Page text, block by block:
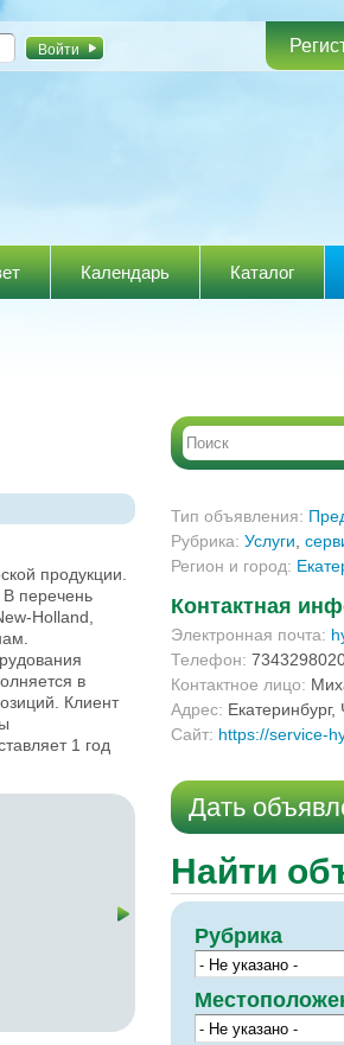
Календарь Каталог
продукции.
В перечень
Holland,
в
Клиент
1 год
Тип объявления:
Рубрика: Услуги
Регион и город:
Контактная
Электронная почта:
Телефон:
Контактное лицо:
Адрес: Екатеринбург,
Сайт: https://service-
Дать
Найти
Рубрика